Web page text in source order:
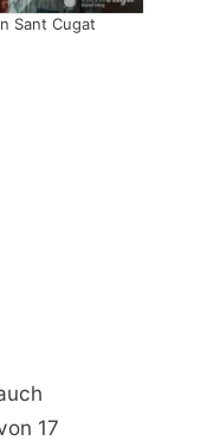
Sant Cugat
17